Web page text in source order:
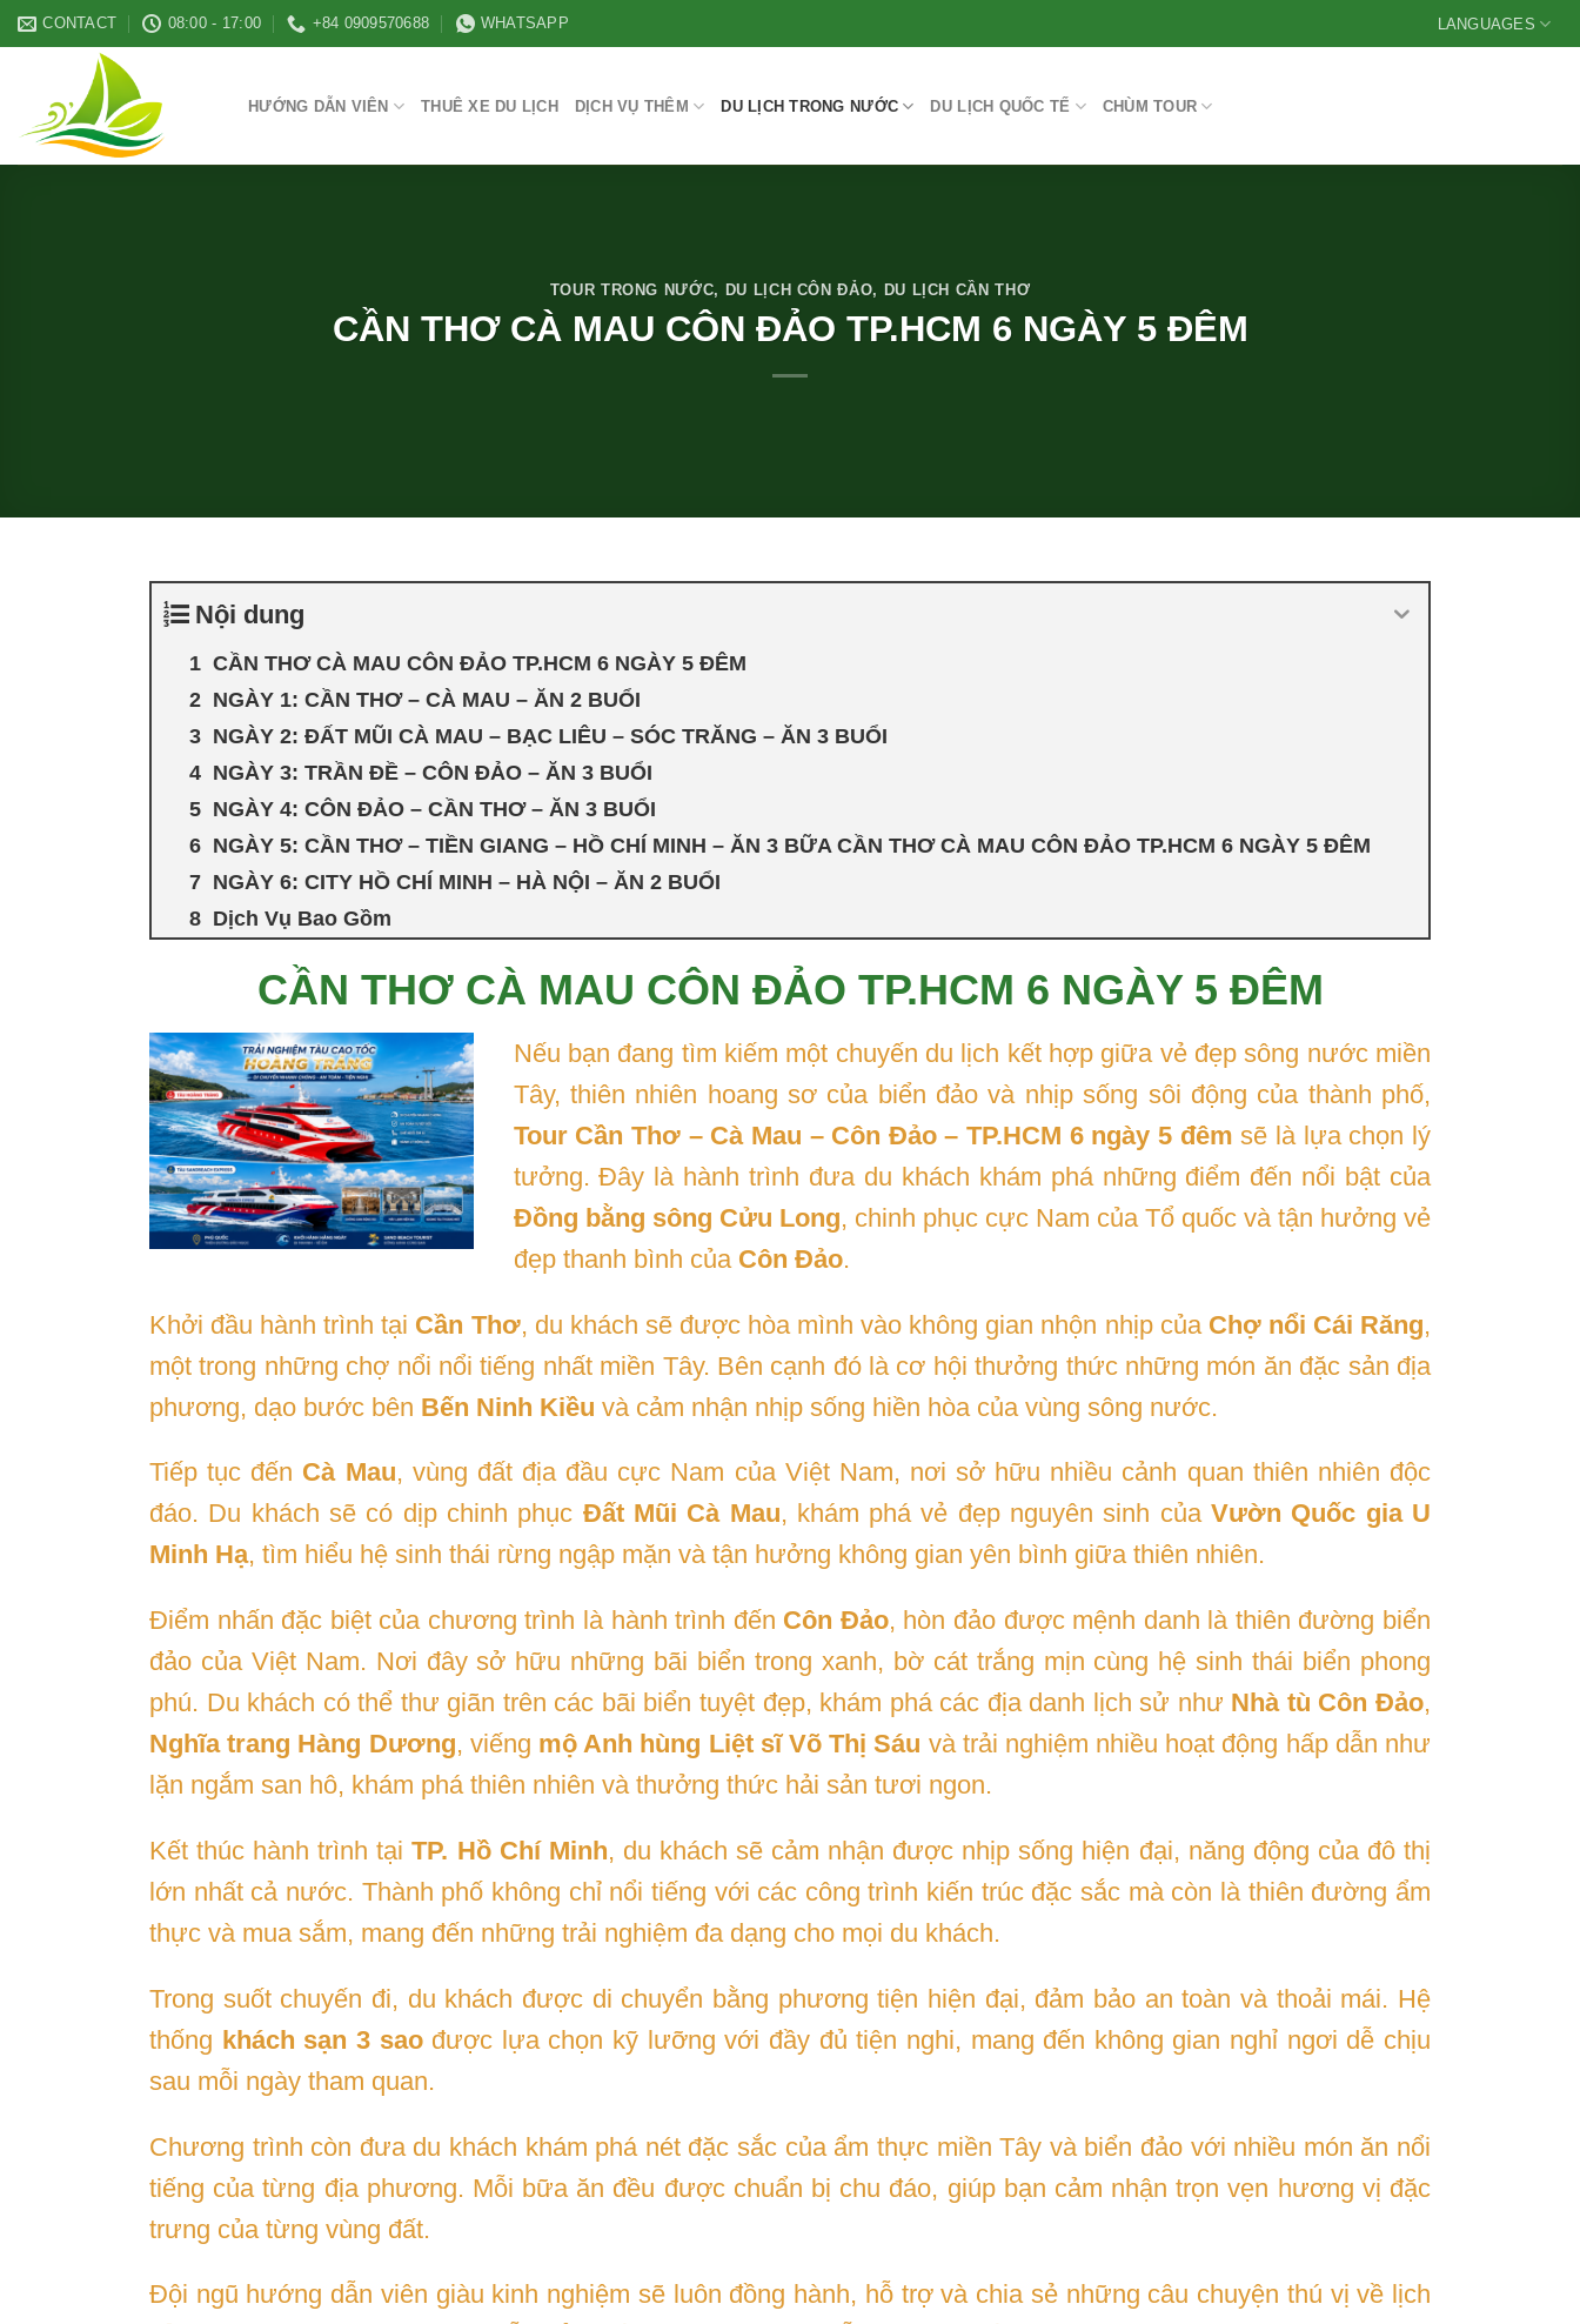
Skip
to
CONTACT 08:00 - 17:00 +84 0909570688 WHATSAPP LANGUAGES
HƯỚNG DẪN VIÊN THUÊ XE DU LỊCH DỊCH VỤ THÊM DU LỊCH TRONG NƯỚC DU LỊCH QUỐC TẾ CHÙM TOUR
TOUR TRONG NƯỚC, DU LỊCH CÔN ĐẢO, DU LỊCH CẦN THƠ
CẦN THƠ CÀ MAU CÔN ĐẢO TP.HCM 6 NGÀY 5 ĐÊM
Nội dung
CẦN THƠ CÀ MAU CÔN ĐẢO TP.HCM 6 NGÀY 5 ĐÊM
NGÀY 1: CẦN THƠ – CÀ MAU – ĂN 2 BUỔI
NGÀY 2: ĐẤT MŨI CÀ MAU – BẠC LIÊU – SÓC TRĂNG – ĂN 3 BUỔI
NGÀY 3: TRẦN ĐỀ – CÔN ĐẢO – ĂN 3 BUỔI
NGÀY 4: CÔN ĐẢO – CẦN THƠ – ĂN 3 BUỔI
NGÀY 5: CẦN THƠ – TIỀN GIANG – HỒ CHÍ MINH – ĂN 3 BỮA CẦN THƠ CÀ MAU CÔN ĐẢO TP.HCM 6 NGÀY 5 ĐÊM
NGÀY 6: CITY HỒ CHÍ MINH – HÀ NỘI – ĂN 2 BUỔI
Dịch Vụ Bao Gồm
CẦN THƠ CÀ MAU CÔN ĐẢO TP.HCM 6 NGÀY 5 ĐÊM
Nếu bạn đang tìm kiếm một chuyến du lịch kết hợp giữa vẻ đẹp sông nước miền
Tây, thiên nhiên hoang sơ của biển đảo và nhịp sống sôi động của thành phố,
Tour Cần Thơ – Cà Mau – Côn Đảo – TP.HCM 6 ngày 5 đêm sẽ là lựa chọn lý
tưởng. Đây là hành trình đưa du khách khám phá những điểm đến nổi bật của
Đồng bằng sông Cửu Long, chinh phục cực Nam của Tổ quốc và tận hưởng vẻ
đẹp thanh bình của Côn Đảo.
Khởi đầu hành trình tại Cần Thơ, du khách sẽ được hòa mình vào không gian nhộn nhịp của Chợ nổi Cái Răng,
một trong những chợ nổi nổi tiếng nhất miền Tây. Bên cạnh đó là cơ hội thưởng thức những món ăn đặc sản địa
phương, dạo bước bên Bến Ninh Kiều và cảm nhận nhịp sống hiền hòa của vùng sông nước.
Tiếp tục đến Cà Mau, vùng đất địa đầu cực Nam của Việt Nam, nơi sở hữu nhiều cảnh quan thiên nhiên độc
đáo. Du khách sẽ có dịp chinh phục Đất Mũi Cà Mau, khám phá vẻ đẹp nguyên sinh củaVườn Quốc gia U
Minh Hạ, tìm hiểu hệ sinh thái rừng ngập mặn và tận hưởng không gian yên bình giữa thiên nhiên.
Điểm nhấn đặc biệt của chương trình là hành trình đến Côn Đảo, hòn đảo được mệnh danh là thiên đường biển
đảo của Việt Nam. Nơi đây sở hữu những bãi biển trong xanh, bờ cát trắng mịn cùng hệ sinh thái biển phong
phú. Du khách có thể thư giãn trên các bãi biển tuyệt đẹp, khám phá các địa danh lịch sử như Nhà tù Côn Đảo,
Nghĩa trang Hàng Dương, viếng mộ Anh hùng Liệt sĩ Võ Thị Sáu và trải nghiệm nhiều hoạt động hấp dẫn như
lặn ngắm san hô, khám phá thiên nhiên và thưởng thức hải sản tươi ngon.
Kết thúc hành trình tạiTP. Hồ Chí Minh, du khách sẽ cảm nhận được nhịp sống hiện đại, năng động của đô thị
lớn nhất cả nước. Thành phố không chỉ nổi tiếng với các công trình kiến trúc đặc sắc mà còn là thiên đường ẩm
thực và mua sắm, mang đến những trải nghiệm đa dạng cho mọi du khách.
Trong suốt chuyến đi, du khách được di chuyển bằng phương tiện hiện đại, đảm bảo an toàn và thoải mái. Hệ
thống khách sạn 3 saođược lựa chọn kỹ lưỡng với đầy đủ tiện nghi, mang đến không gian nghỉ ngơi dễ chịu
sau mỗi ngày tham quan.
Chương trình còn đưa du khách khám phá nét đặc sắc của ẩm thực miền Tây và biển đảo với nhiều món ăn nổi
tiếng của từng địa phương. Mỗi bữa ăn đều được chuẩn bị chu đáo, giúp bạn cảm nhận trọn vẹn hương vị đặc
trưng của từng vùng đất.
Đội ngũ hướng dẫn viên giàu kinh nghiệm sẽ luôn đồng hành, hỗ trợ và chia sẻ những câu chuyện thú vị về lịch